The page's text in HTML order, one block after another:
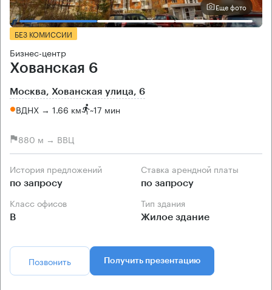
Еще фото
БЕЗ КОМИССИИ
Бизнес-центр
Хованская 6
Москва, Хованская улица, 6
ВДНХ → 1.66 км ~17 мин
880 м → ВВЦ
История предложений
по запросу
Ставка арендной платы
по запросу
Класс офисов
B
Тип здания
Жилое здание
Позвонить Получить презентацию